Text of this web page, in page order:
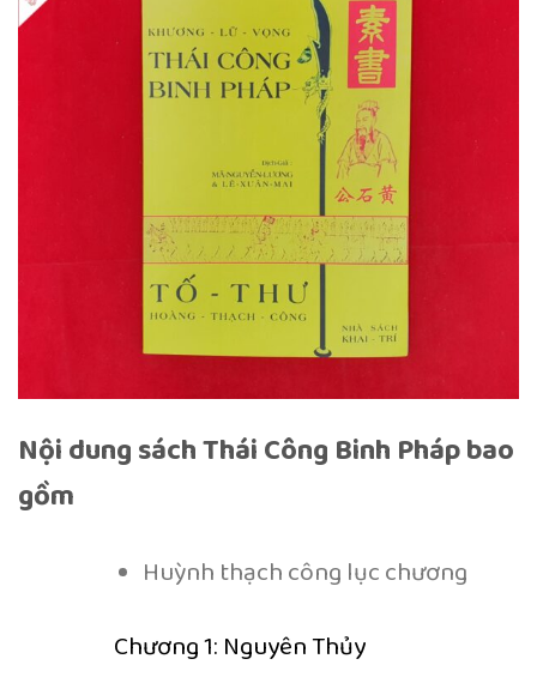
Nội dung sách Thái Công Binh Pháp bao
gồm
Huỳnh thạch công lục chương
Chương 1: Nguyên Thủy